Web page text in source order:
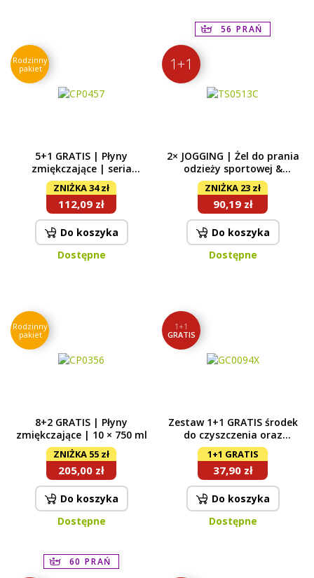
Rodzinny
pakiet
5+1 GRATIS | Płyny
zmiękczające | seria
LEGENDS | B | 6× 750 ml
ZNIŻKA 34 zł
112,09 zł
Do koszyka
Dostępne
56 PRAŃ
1+1
2× JOGGING | Żel do prania
odzieży sportowej &
funkcyjnej | przeciwko
zapachowi potu & ECO
koncentrat | 56 prań
ZNIŻKA 23 zł
90,19 zł
Do koszyka
Dostępne
Rodzinny
pakiet
8+2 GRATIS | Płyny
zmiękczające | 10 × 750 ml
ZNIŻKA 55 zł
205,00 zł
Do koszyka
Dostępne
1+1
GRATIS
Zestaw 1+1 GRATIS środek
do czyszczenia oraz
nabłyszczania płyt
ceramicznych i indukcyjnych
CERAMICUM + ultrachłonna
ściereczka o strukturze
wafla
1+1 GRATIS
37,90 zł
Do koszyka
Dostępne
60 PRAŃ